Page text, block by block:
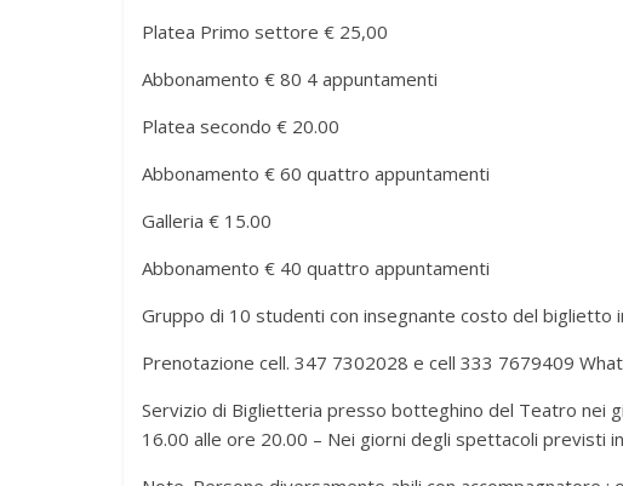
Platea Primo settore € 25,00
Abbonamento € 80 4 appuntamenti
Platea secondo € 20.00
Abbonamento € 60 quattro appuntamenti
Galleria € 15.00
Abbonamento € 40 quattro appuntamenti
Gruppo di 10 studenti con insegnante costo del biglietto
Prenotazione cell. 347 7302028 e cell 333 7679409
Servizio di Biglietteria presso botteghino del Teatro nei
16.00 alle ore 20.00 – Nei giorni degli spettacoli previsti